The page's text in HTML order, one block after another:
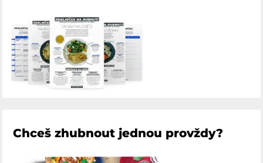
Chceš zhubnout jednou provždy?